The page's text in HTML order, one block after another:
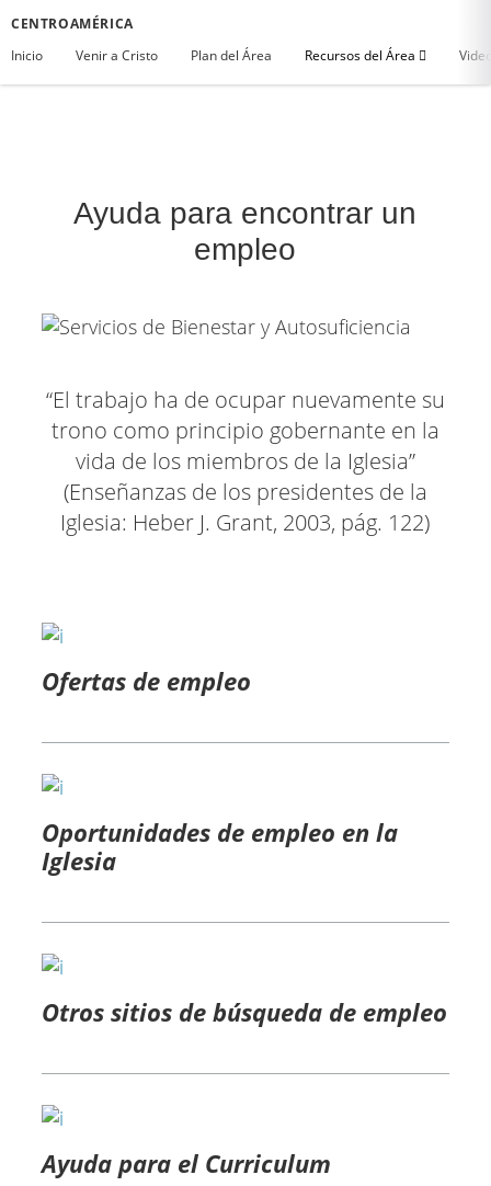
CENTROAMÉRICA
Inicio
Venir a Cristo Plan del Área Recursos del Área
Ayuda para encontrar un
empleo
“El trabajo ha de ocupar nuevamente su
trono como principio gobernante en la
vida de los miembros de la Iglesia”
(Enseñanzas de los presidentes de la
Iglesia: Heber J. Grant, 2003, pág. 122)
Ofertas de empleo
Oportunidades de empleo en la
Iglesia
Otros sitios de búsqueda de empleo
Ayuda para el Curriculum